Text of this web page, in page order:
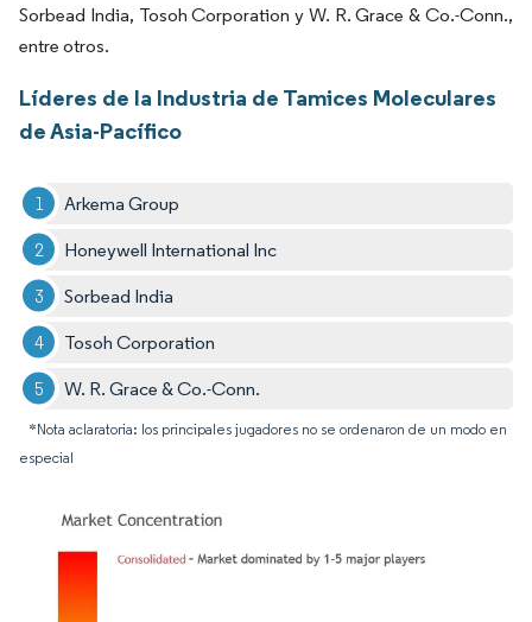
Sorbead India, Tosoh Corporation y W. R. Grace & Co.-Conn.,
entre otros.
Líderes de la Industria de Tamices Moleculares
de Asia-Pacífico
Arkema Group
Honeywell International Inc
Sorbead India
Tosoh Corporation
W. R. Grace & Co.-Conn.
*Nota aclaratoria: los principales jugadores no se ordenaron de un modo en
especial